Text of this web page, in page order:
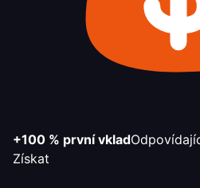
+100 % první vklad
Získat